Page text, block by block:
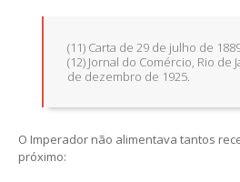
(11) Carta de 29 de julho de
(12) Jornal do Comércio, Rio de
de dezembro de 1925.
O Imperador não alimentava tantos
próximo: